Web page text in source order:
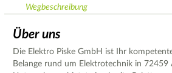
Wegbeschreibung
Über uns
Die Elektro Piske GmbH ist Ihr
Belange rund um Elektrotechnik in 72459